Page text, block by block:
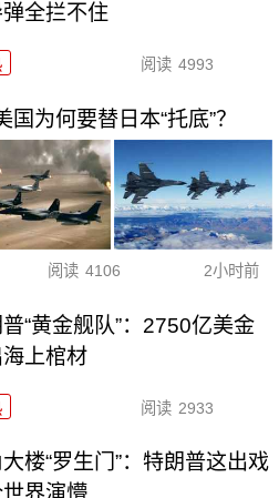
全拦不住
阅读 4993
为何要替日本“托底”？
阅读 4106 2小时前
“黄金舰队”：2750亿美金
上棺材
阅读 2933
楼“罗生门”：特朗普这出戏